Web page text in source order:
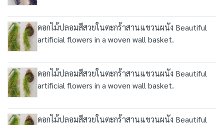
ดอกไม้ปลอมสีสวยในตะกร้าสานแขวนผนัง Beautiful
artificial flowers in a woven wall basket.
ดอกไม้ปลอมสีสวยในตะกร้าสานแขวนผนัง Beautiful
artificial flowers in a woven wall basket.
ดอกไม้ปลอมสีสวยในตะกร้าสานแขวนผนัง Beautiful